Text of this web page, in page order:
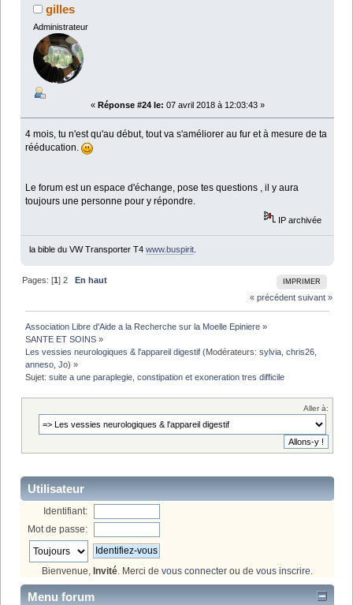
gilles
Administrateur
« Réponse #24 le: 07 avril 2018 à 12:03:43 »
4 mois, tu n'est qu'au début, tout va s'améliorer au fur et à mesure de ta
rééducation.
Le forum est un espace d'échange, pose tes questions , il y aura
toujours une personne pour y répondre.
IP archivée
la bible du VW Transporter T4 www.buspirit.
IMPRIMER
Pages: [1]2
En haut
« précédent suivant »
Association Libre d'Aide a la Recherche sur la Moelle Epiniere »
SANTE ET SOINS »
Les vessies neurologiques & l'appareil digestif (Modérateurs:sylvia ,chris26
anneso ,Jo) »
Sujet:suite a une paraplegie, constipation et exoneration tres difficile
Aller à:
Utilisateur
Identifiant:
Mot de passe:
Bienvenue, Invité. Merci de vous connecter ou de vous inscrire.
Menu forum